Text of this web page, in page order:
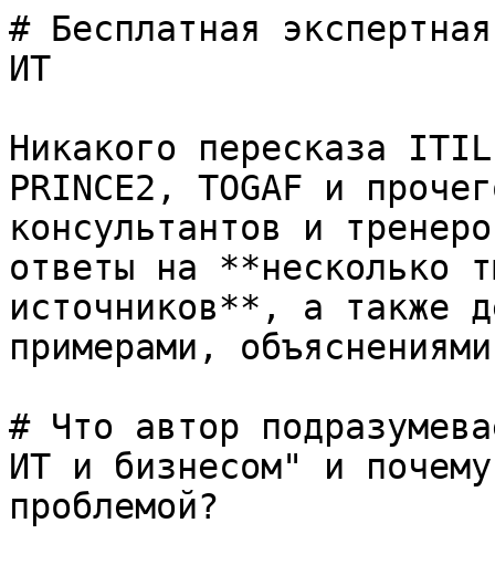
# Бесплатная
ИТ
Никакого пересказа
PRINCE2, TOGAF и
консультантов и
ответы на **несколько
источников**, а также
примерами,
# Что автор
ИТ и бизнесом" и
проблемой?